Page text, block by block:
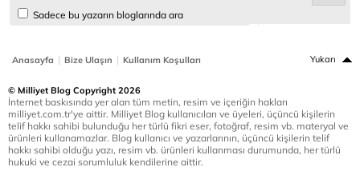
Sadece bu yazarın bloglarında ara
Anasayfa | Bize Ulaşın | Kullanım Koşulları Yukarı
© Milliyet Blog Copyright 2026
İnternet baskısında yer alan tüm metin, resim ve içeriğin hakları
milliyet.com.tr'ye aittir. Milliyet Blog kullanıcıları ve üyeleri, üçüncü kişilerin
telif hakkı sahibi bulunduğu her türlü fikri eser, fotoğraf, resim vb. materyal ve
ürünleri kullanamazlar. Blog kullanıcı ve yazarlarının, üçüncü kişilerin telif
hakkı sahibi olduğu yazı, resim vb. ürünleri kullanması durumunda, her türlü
hukuki ve cezai sorumluluk kendilerine aittir.